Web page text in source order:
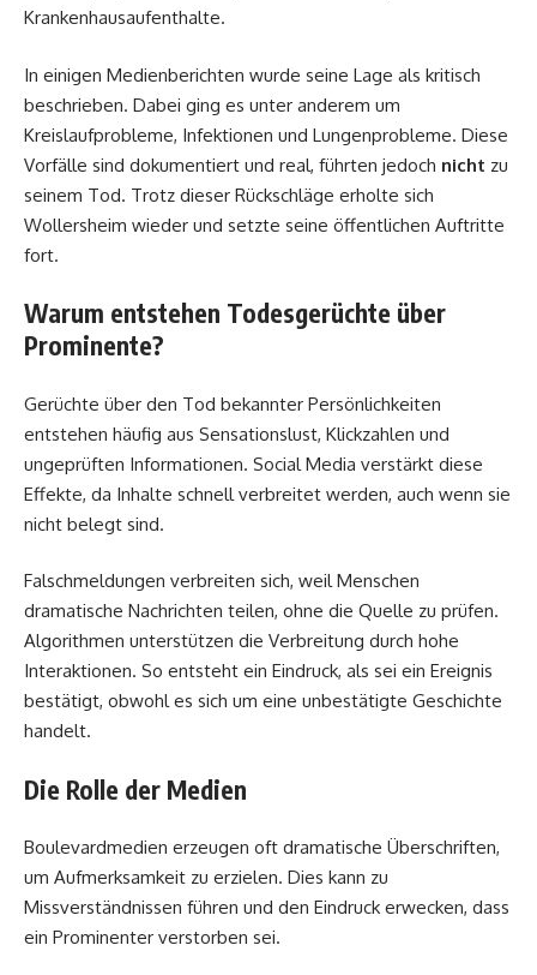
Krankenhausaufenthalte.
In einigen Medienberichten wurde seine Lage als kritisch
beschrieben. Dabei ging es unter anderem um
Kreislaufprobleme, Infektionen und Lungenprobleme. Diese
Vorfälle sind dokumentiert und real, führten jedoch nicht zu
seinem Tod. Trotz dieser Rückschläge erholte sich
Wollersheim wieder und setzte seine öffentlichen Auftritte
fort.
Warum entstehen Todesgerüchte über
Prominente?
Gerüchte über den Tod bekannter Persönlichkeiten
entstehen häufig aus Sensationslust, Klickzahlen und
ungeprüften Informationen. Social Media verstärkt diese
Effekte, da Inhalte schnell verbreitet werden, auch wenn sie
nicht belegt sind.
Falschmeldungen verbreiten sich, weil Menschen
dramatische Nachrichten teilen, ohne die Quelle zu prüfen.
Algorithmen unterstützen die Verbreitung durch hohe
Interaktionen. So entsteht ein Eindruck, als sei ein Ereignis
bestätigt, obwohl es sich um eine unbestätigte Geschichte
handelt.
Die Rolle der Medien
Boulevardmedien erzeugen oft dramatische Überschriften,
um Aufmerksamkeit zu erzielen. Dies kann zu
Missverständnissen führen und den Eindruck erwecken, dass
ein Prominenter verstorben sei.